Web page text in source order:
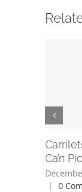
Ca’n
|
0